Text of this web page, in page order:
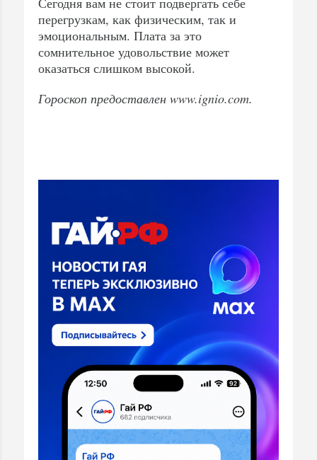
перегрузкам, как физическим, так и
эмоциональным. Плата за это
сомнительное удовольствие может
оказаться слишком высокой.
Гороскоп предоставлен www.ignio.com.